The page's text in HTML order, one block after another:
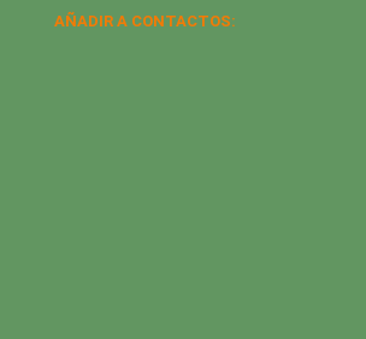
AÑADIR A CONTACTOS: